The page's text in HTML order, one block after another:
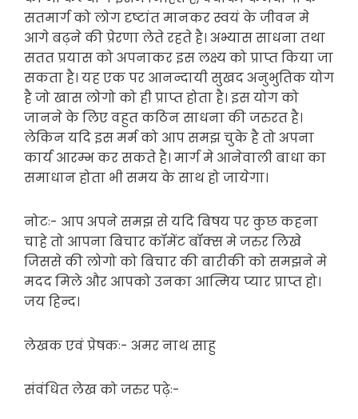
सतमार्ग को लोग दृष्टांत मानकर स्वयं के जीवन मे
आगे बढ़ने की प्रेरणा लेते रहते है। अभ्यास साधना तथा
सतत प्रयास को अपनाकर इस लक्ष्य को प्राप्त किया जा
सकता है। यह एक पर आनन्दायी सुखद अनुभुतिक योग
है जो खास लोगो को ही प्राप्त होता है। इस योग को
जानने के लिए वहुत कठिन साधना की जरुरत है।
लेकिन यदि इस मर्म को आप समझ चुके है तो अपना
कार्य आरम्भ कर सकते है। मार्ग मे आनेवाली बाधा का
समाधान होता भी समय के साथ हो जायेगा।
नोटः- आप अपने समझ से यदि बिषय पर कुछ कहना
चाहे तो आपना बिचार कॉमेंट बॉक्स मे जरुर लिखे
जिससे की लोगो को बिचार की बारीकी को समझने मे
मदद मिले और आपको उनका आत्मिय प्यार प्राप्त हो।
जय हिन्द।
लेखक एवं प्रेषकः- अमर नाथ साहु
संवंधित लेख को जरुर पढ़ेः-